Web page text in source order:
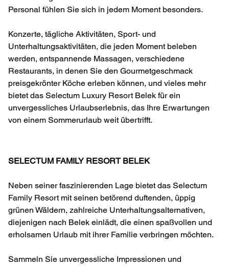
Personal fühlen Sie sich in jedem Moment besonders.
Konzerte, tägliche Aktivitäten, Sport- und
Unterhaltungsaktivitäten, die jeden Moment beleben
werden, entspannende Massagen, verschiedene
Restaurants, in denen Sie den Gourmetgeschmack
preisgekrönter Köche erleben können, und vieles mehr
bietet das Selectum Luxury Resort Belek für ein
unvergessliches Urlaubserlebnis, das Ihre Erwartungen
von einem Sommerurlaub weit übertrifft.
SELECTUM FAMILY RESORT BELEK
Neben seiner faszinierenden Lage bietet das Selectum
Family Resort mit seinen betörend duftenden, üppig
grünen Wäldern, zahlreiche Unterhaltungsalternativen,
diejenigen nach Belek einlädt, die einen spaßvollen und
erholsamen Urlaub mit ihrer Familie verbringen möchten.
Sammeln Sie unvergessliche Impressionen und